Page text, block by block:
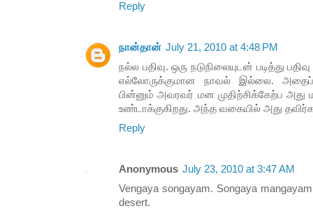
Reply
நான்தான் July 21, 2010 at 4:48 PM
நல்ல பதிவு. ஒரு நடுநிலையுடன் படித்து
எல்லோருக்குமான நாவல் இல்லை.
பின்னும் அவரவர் மன முதிற்சிக்கேற்ப
உண்டாக்குகிறது. அந்த வகையில் அது
Reply
Anonymous July 23, 2010 at 3:47 AM
Vengaya songayam. Songaya
desert.